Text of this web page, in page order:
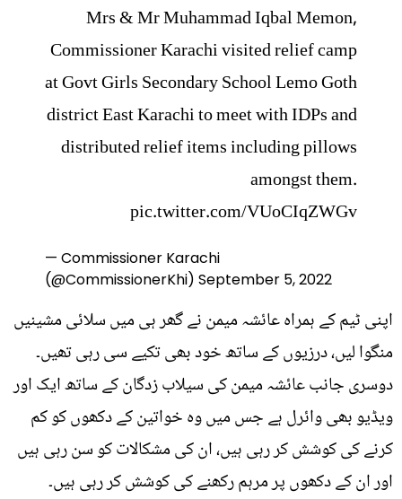
Mrs & Mr Muhammad Iqbal Memon,
Commissioner Karachi visited relief camp
at Govt Girls Secondary School Lemo Goth
district East Karachi to meet with IDPs and
distributed relief items including pillows
amongst them.
pic.twitter.com/VUoCIqZWGv
— Commissioner Karachi
(@CommissionerKhi) September 5, 2022
اپنی ٹیم کے ہمراہ عائشہ میمن نے گھر ہی میں سلائی مشینیں
منگوا لیں، درزیوں کے ساتھ خود بھی تکیے سی رہی تھیں۔
دوسری جانب عائشہ میمن کی سیلاب زدگان کے ساتھ ایک اور
ویڈیو بھی وائرل ہے جس میں وہ خواتین کے دکھوں کو کم
کرنے کی کوشش کر رہی ہیں، ان کی مشکالات کو سن رہی ہیں
اور ان کے دکھوں پر مرہم رکھنے کی کوشش کر رہی ہیں۔